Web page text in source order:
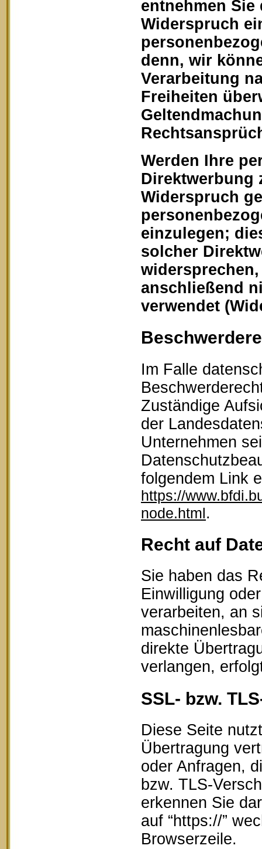
entnehmen
Widerspruch
denn, wir
Verarbeitung
Freiheiten
Werden Ihre
Direktwerbung
Widerspruch
einzulegen;
solcher
anschließend
verwendet
Im Falle
Zuständige
der
Unternehmen
folgendem Link
https://
node.html.
Recht auf
Sie haben das
Einwilligung
verarbeiten, an
direkte
verlangen,
SSL- bzw.
Diese Seite
Übertragung
oder Anfragen,
bzw. TLS-
erkennen Sie
auf “https://”
Browserzeile.